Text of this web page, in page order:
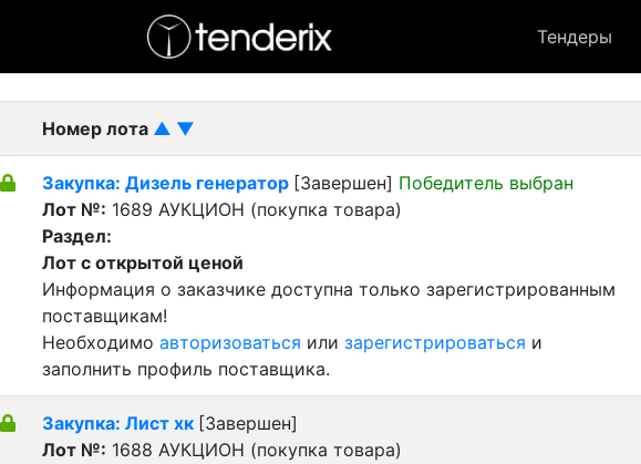
Тендеры
- Завершенный лот
Номер лота ▲ ▼
Закупка: Дизель генератор [Завершен] Победитель выбран
Лот №: 1689 АУКЦИОН (покупка товара)
Раздел:
Лот с открытой ценой
Информация о заказчике доступна только зарегистрированным
поставщикам!
Необходимо авторизоваться или зарегистрироваться и
заполнить профиль поставщика.
Закупка: Лист хк [Завершен]
Лот №: 1688 АУКЦИОН (покупка товара)